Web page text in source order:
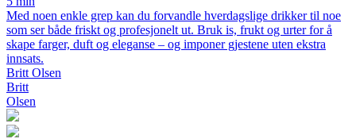
Med noen enkle grep kan du forvandle hverdagslige drikker til noe
som ser både friskt og profesjonelt ut. Bruk is, frukt og urter for å
skape farger, duft og eleganse – og imponer gjestene uten ekstra
innsats.
Britt Olsen
Britt
Olsen